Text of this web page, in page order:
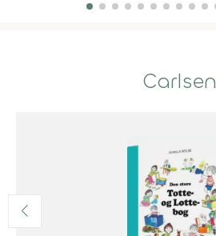
Carlsen